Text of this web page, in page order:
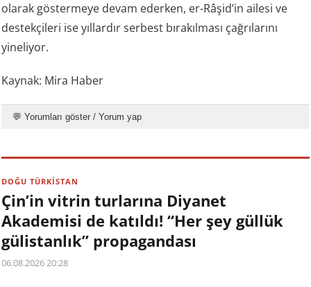
olarak göstermeye devam ederken, er-Râşid’in ailesi ve
destekçileri ise yıllardır serbest bırakılması çağrılarını
yineliyor.
Kaynak: Mira Haber
💬 Yorumları göster / Yorum yap
DOĞU TÜRKİSTAN
Çin’in vitrin turlarına Diyanet
Akademisi de katıldı! “Her şey güllük
gülistanlık” propagandası
06.08.2026 20:28